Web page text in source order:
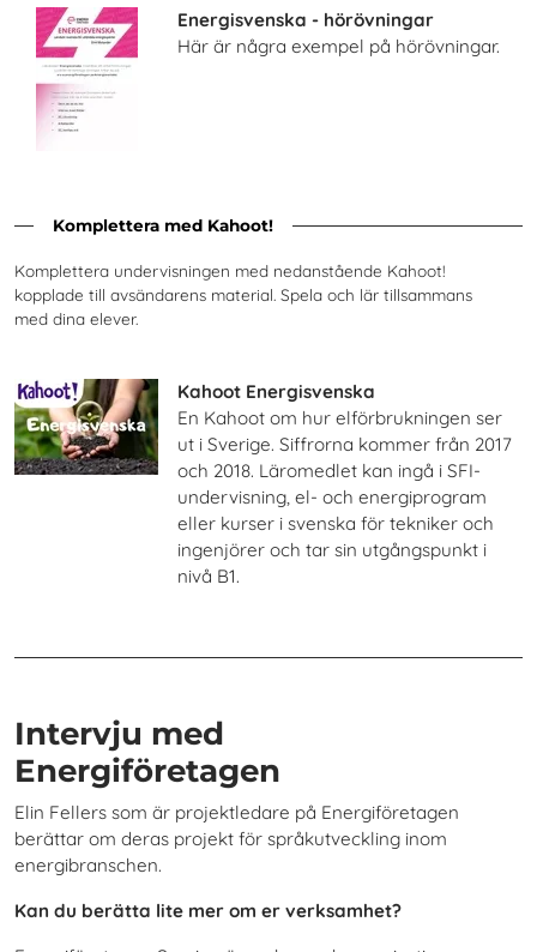
Energisvenska - hörövningar
Här är några exempel på hörövningar.
Komplettera med Kahoot!
Komplettera undervisningen med nedanstående Kahoot!
kopplade till avsändarens material. Spela och lär tillsammans
med dina elever.
Kahoot Energisvenska
En Kahoot om hur elförbrukningen ser
ut i Sverige. Siffrorna kommer från 2017
och 2018. Läromedlet kan ingå i SFI-
undervisning, el- och energiprogram
eller kurser i svenska för tekniker och
ingenjörer och tar sin utgångspunkt i
nivå B1.
Intervju med
Energiföretagen
Elin Fellers som är projektledare på Energiföretagen
berättar om deras projekt för språkutveckling inom
energibranschen.
Kan du berätta lite mer om er verksamhet?